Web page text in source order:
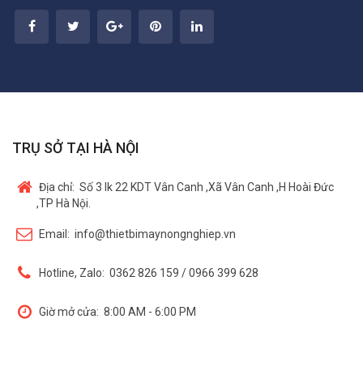
TRỤ SỞ TẠI HÀ NỘI
Địa chỉ: Số 3 lk 22 KDT Vân Canh ,Xã Vân Canh ,H Hoài Đức
,TP Hà Nội.
Email: info@thietbimaynongnghiep.vn
Hotline, Zalo: 0362 826 159 / 0966 399 628
Giờ mở cửa: 8:00 AM - 6:00 PM